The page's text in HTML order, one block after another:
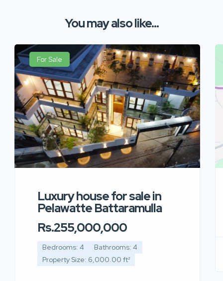
You may also like...
For Sale
Luxury house for sale in
Pelawatte Battaramulla
Rs.255,000,000
Bedrooms: 4
Bathrooms: 4
Property Size: 6,000.00 ft²